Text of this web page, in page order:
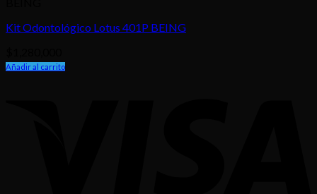
Kit Odontológico Lotus 401P BEING
Añadir al carrito